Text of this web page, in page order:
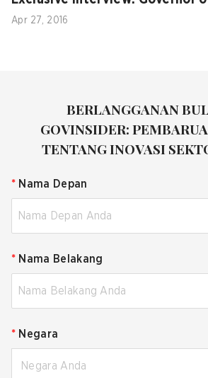
Apr 27, 2016
BERLANGGANAN
GOVINSIDER:
TENTANG INOVASI
* Nama Depan
* Nama Belakang
* Negara
Negara Anda